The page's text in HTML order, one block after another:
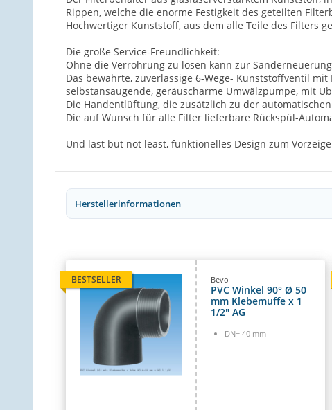
Rippen, welche die enorme Festigkeit des geteilten
Hochwertiger Kunststoff, aus dem alle Teile des Filters
Die große Service-Freundlichkeit:
Ohne die Verrohrung zu lösen kann zur
Das bewährte, zuverlässige 6-Wege- Kunststoffventil
selbstansaugende, geräuscharme Umwälzpumpe, mit
Die Handentlüftung, die zusätzlich zu der
Die auf Wunsch für alle Filter lieferbare Rückspül-
Und last but not least, funktionelles Design zum
Herstellerinformationen
BESTSELLER Bevo
PVC Winkel 90° Ø 50
mm Klebemuffe x 1
1/2" AG
DN= 40 mm